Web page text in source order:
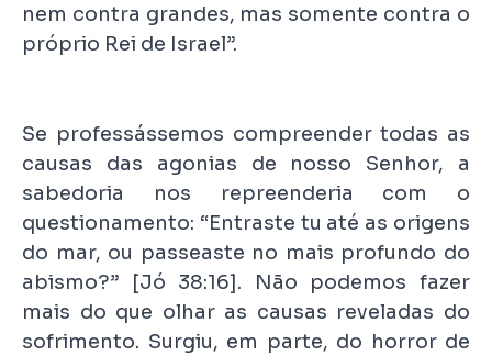
nem contra grandes, mas somente contra o
próprio Rei de Israel”.
Se professássemos compreender todas as
causas das agonias de nosso Senhor, a
sabedoria nos repreenderia com o
questionamento: “Entraste tu até as origens
do mar, ou passeaste no mais profundo do
abismo?” [Jó 38:16]. Não podemos fazer
mais do que olhar as causas reveladas do
sofrimento. Surgiu, em parte, do horror de